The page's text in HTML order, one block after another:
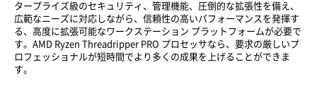
タープライズ級のセキュリティ、管理機能、圧倒的な拡張性を備え、
広範なニーズに対応しながら、信頼性の高いパフォーマンスを発揮す
る、高度に拡張可能なワークステーション プラットフォームが必要で
す。AMD Ryzen Threadripper PRO プロセッサなら、要求の厳しいプ
ロフェッショナルが短時間でより多くの成果を上げることができま
す。